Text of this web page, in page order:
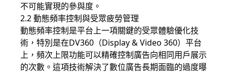
不可能實現的參與度。
2.2 動態頻率控制與受眾疲勞管理
動態頻率控制是平台上一項關鍵的受眾體驗優化技
術，特別是在DV360（Display & Video 360）平台
上，頻次上限功能可以精確控制廣告向相同用戶展示
的次數。這項技術解決了數位廣告長期面臨的過度曝